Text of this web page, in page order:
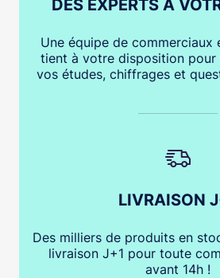
DES EXPERTS À
Une équipe de commerciaux
tient à votre disposition pour
vos études, chiffrages et
LIVRAISON
Des milliers de produits en
livraison J+1 pour toute
avant 14h !